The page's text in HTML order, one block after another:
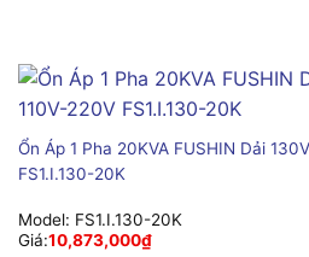
Ổn Áp 1 Pha 20KVA FUSHIN Dải
FS1.I.130-20K
Model: FS1.I.130-20K
Giá:10,873,000₫